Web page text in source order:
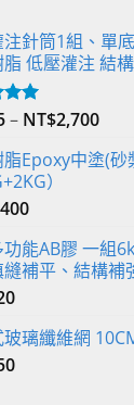
針筒1組、單
低壓灌注 結
– NT$2,700
Epoxy中塗(砂
）
能AB膠 一組
補平、結構補
玻璃纖維網